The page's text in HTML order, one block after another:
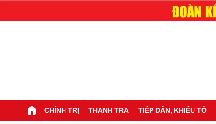
CHÍNH TRỊ THANH TRA TIẾP DÂN, KHIẾU TỐ